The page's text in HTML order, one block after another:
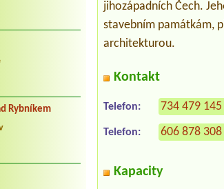
Rybníkem
jihozápadních Čech.
stavebním památkám,
architekturou.
Kontakt
Telefon: 734 479 145
Telefon: 606 878 308
Kapacity